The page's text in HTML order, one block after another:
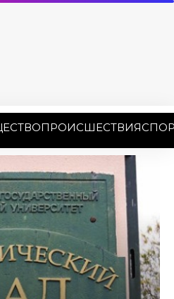
ПРОИСШЕСТВИЯ